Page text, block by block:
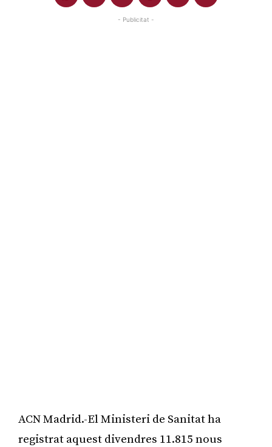
- Publicitat -
ACN Madrid.-El Ministeri de Sanitat ha
registrat aquest divendres 11.815 nous